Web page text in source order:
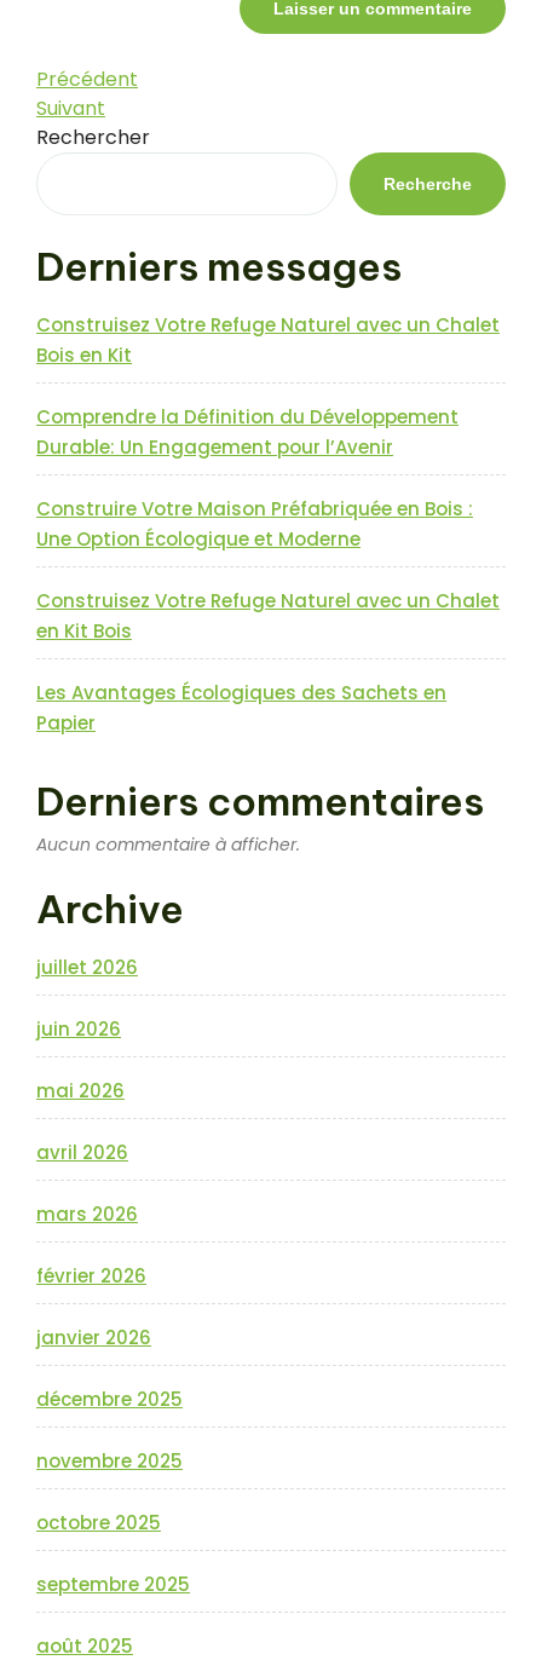
Navigation
de
l’article
Article
précédent
Précédent
Article
suivant
Suivant
Rechercher
Recherche
Derniers messages
Construisez Votre Refuge Naturel avec un Chalet
Bois en Kit
Comprendre la Définition du Développement
Durable: Un Engagement pour l’Avenir
Construire Votre Maison Préfabriquée en Bois :
Une Option Écologique et Moderne
Construisez Votre Refuge Naturel avec un Chalet
en Kit Bois
Les Avantages Écologiques des Sachets en
Papier
Derniers commentaires
Aucun commentaire à afficher.
Archive
juillet 2026
juin 2026
mai 2026
avril 2026
mars 2026
février 2026
janvier 2026
décembre 2025
novembre 2025
octobre 2025
septembre 2025
août 2025